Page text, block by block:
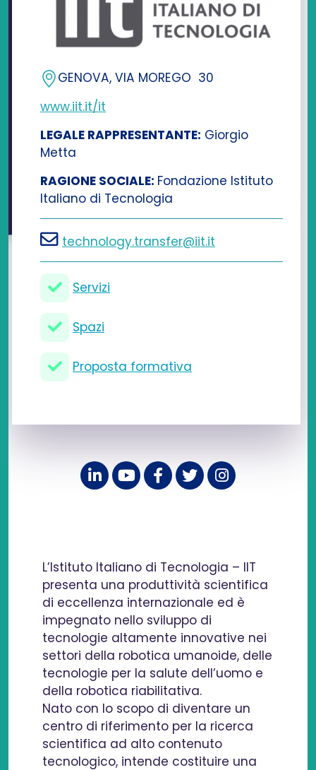
GENOVA, VIA MOREGO 30
www.iit.it/it
LEGALE RAPPRESENTANTE: Giorgio
Metta
RAGIONE SOCIALE: Fondazione Istituto
Italiano di Tecnologia
technology.transfer@iit.it
Servizi
Spazi
Proposta formativa
L’Istituto Italiano di Tecnologia – IIT
presenta una produttività scientifica
di eccellenza internazionale ed è
impegnato nello sviluppo di
tecnologie altamente innovative nei
settori della robotica umanoide, delle
tecnologie per la salute dell’uomo e
della robotica riabilitativa.
Nato con lo scopo di diventare un
centro di riferimento per la ricerca
scientifica ad alto contenuto
tecnologico, intende costituire una